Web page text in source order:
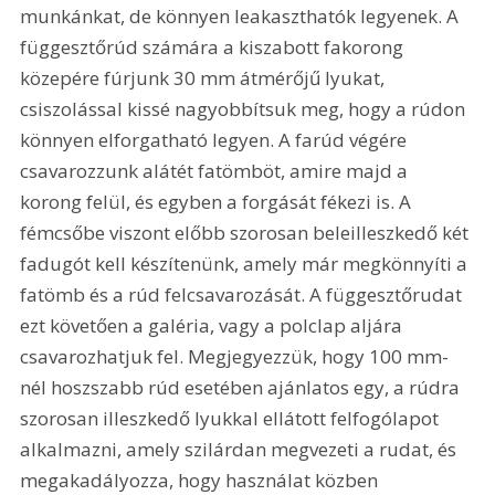
munkánkat, de könnyen leakaszthatók legyenek. A
függesztőrúd számára a kiszabott fakorong
közepére fúrjunk 30 mm átmérőjű lyukat,
csiszolással kissé nagyobbítsuk meg, hogy a rúdon
könnyen elforgatható legyen. A farúd végére
csavarozzunk alátét fatömböt, amire majd a
korong felül, és egyben a forgását fékezi is. A
fémcsőbe viszont előbb szorosan beleilleszkedő két
fadugót kell készítenünk, amely már megkönnyíti a
fatömb és a rúd felcsavarozását. A függesztőrudat
ezt követően a galéria, vagy a polclap aljára
csavarozhatjuk fel. Megjegyezzük, hogy 100 mm-
nél hoszszabb rúd esetében ajánlatos egy, a rúdra
szorosan illeszkedő lyukkal ellátott felfogólapot
alkalmazni, amely szilárdan megvezeti a rudat, és
megakadályozza, hogy használat közben